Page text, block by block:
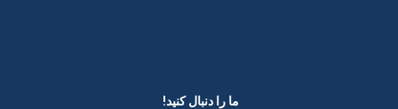
ما را دنبال کنید! ​